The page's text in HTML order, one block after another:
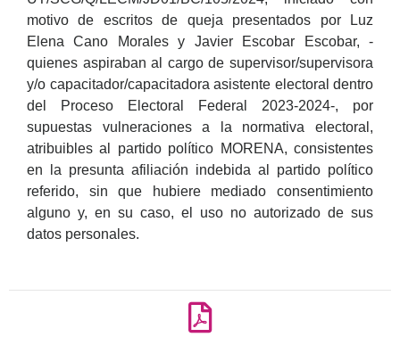
motivo de escritos de queja presentados por Luz
Elena Cano Morales y Javier Escobar Escobar, -
quienes aspiraban al cargo de supervisor/supervisora
y/o capacitador/capacitadora asistente electoral dentro
del Proceso Electoral Federal 2023-2024-, por
supuestas vulneraciones a la normativa electoral,
atribuibles al partido político MORENA, consistentes
en la presunta afiliación indebida al partido político
referido, sin que hubiere mediado consentimiento
alguno y, en su caso, el uso no autorizado de sus
datos personales.